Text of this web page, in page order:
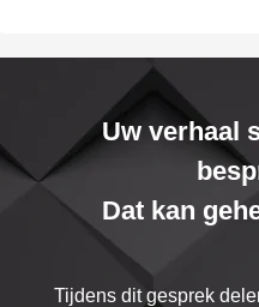
Uw verhaal
Dat kan
Tijdens dit gesprek